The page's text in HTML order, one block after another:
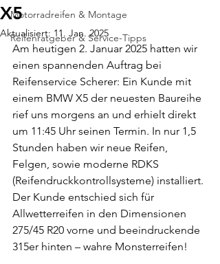
Motorradreifen & Montage
Reifenratgeber & Service-Tipps
X5
Aktualisiert: 11. Jan. 2025
Am heutigen 2. Januar 2025 hatten wir
einen spannenden Auftrag bei
Reifenservice Scherer: Ein Kunde mit
einem BMW X5 der neuesten Baureihe
rief uns morgens an und erhielt direkt
um 11:45 Uhr seinen Termin. In nur 1,5
Stunden haben wir neue Reifen,
Felgen, sowie moderne RDKS
(Reifendruckkontrollsysteme) installiert.
Der Kunde entschied sich für
Allwetterreifen in den Dimensionen
275/45 R20 vorne und beeindruckende
315er hinten – wahre Monsterreifen!